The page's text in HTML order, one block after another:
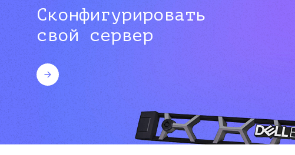
Сконфигурировать
свой сервер